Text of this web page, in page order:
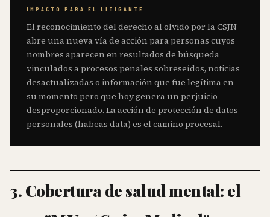
IMPACTO PARA EL LITIGANTE
El reconocimiento del derecho al olvido por la CSJN
abre una nueva vía de acción para personas cuyos
nombres aparecen en resultados de búsqueda
vinculados a procesos penales sobreseídos, noticias
desactualizadas o información que fue legítima en
su momento pero que hoy genera un perjuicio
desproporcionado. La acción de protección de datos
personales (habeas data) es el camino procesal.
3. Cobertura de salud mental: el